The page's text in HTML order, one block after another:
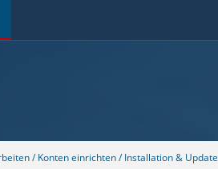
/ Konten einrichten / Installation & Update